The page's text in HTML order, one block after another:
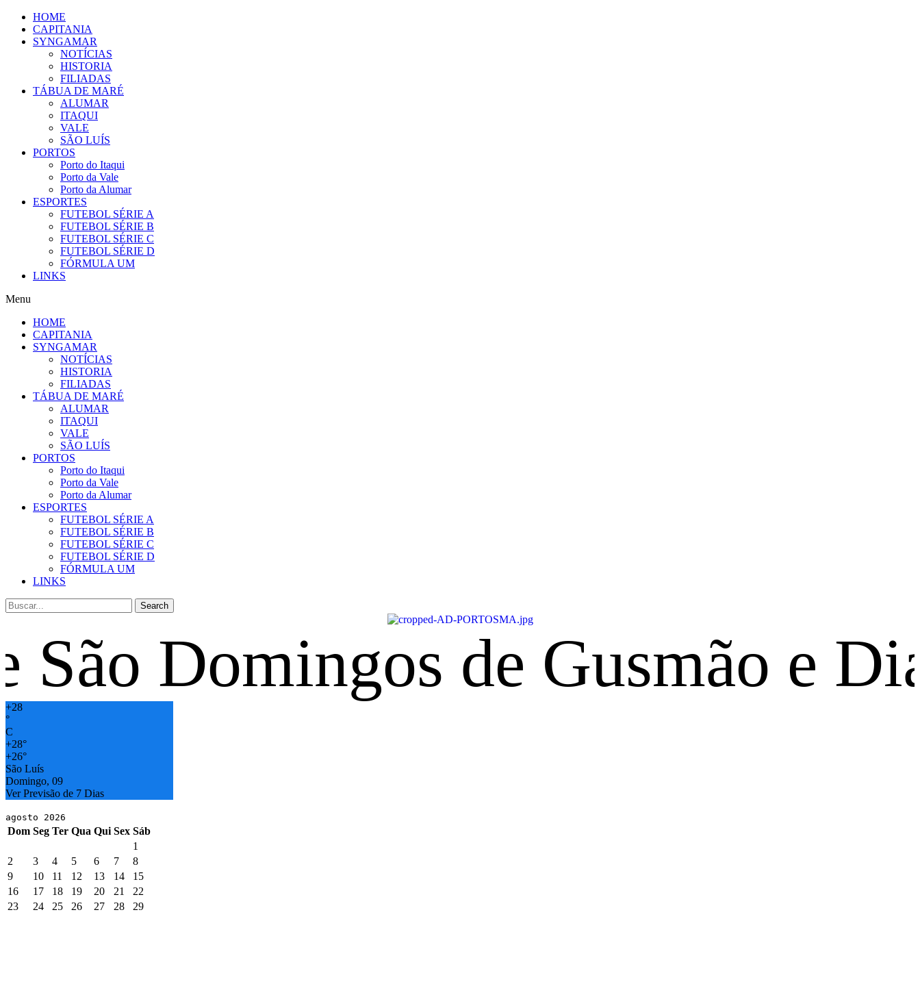
para
HOME
CAPITANIA
SYNGAMAR
NOTÍCIAS
HISTORIA
FILIADAS
TÁBUA DE MARÉ
ALUMAR
ITAQUI
VALE
SÃO LUÍS
PORTOS
Porto do Itaqui
Porto da Vale
Porto da Alumar
ESPORTES
FUTEBOL SÉRIE A
FUTEBOL SÉRIE B
FUTEBOL SÉRIE C
FUTEBOL SÉRIE D
FÓRMULA UM
LINKS
Menu
HOME
CAPITANIA
SYNGAMAR
NOTÍCIAS
HISTORIA
FILIADAS
TÁBUA DE MARÉ
ALUMAR
ITAQUI
VALE
SÃO LUÍS
PORTOS
Porto do Itaqui
Porto da Vale
Porto da Alumar
ESPORTES
FUTEBOL SÉRIE A
FUTEBOL SÉRIE B
FUTEBOL SÉRIE C
FUTEBOL SÉRIE D
FÓRMULA UM
LINKS
Search
Domingos de Gusmão e Dia
+28
°
C
+28°
+26°
São Luís
Domingo, 09
Ver Previsão de 7 Dias
agosto 2026
Dom Seg Ter Qua Qui Sex Sáb
1
2
3 4 5 6 7
8
9
10 11 12 13 14
15
16
17 18 19 20 21
22
23
24 25 26 27 28 29